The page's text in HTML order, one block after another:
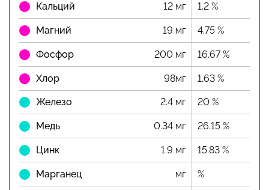
Кальций 12 мг 1.2 %
Магний 19 мг 4.75 %
Фосфор 200 мг 16.67 %
Хлор 98мг 1.63 %
Железо 2.4 мг 20 %
Медь 0.34 мг 26.15 %
Цинк 1.9 мг 15.83 %
Марганец мг %